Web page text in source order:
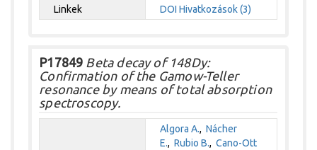
Linkek
DOI Hivatkozások (3)
P17849 Beta decay of 148Dy:
Confirmation of the Gamow-Teller
resonance by means of total absorption
spectroscopy.
Algora A.,Nácher
E.,Rubio B.,Cano-Ott